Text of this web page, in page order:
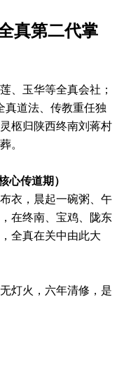
真第二代掌
、玉华等全真会社；
真道法、传教重任独
柩归陕西终南刘蒋村
。
传道期）
衣，晨起一碗粥、午
在终南、宝鸡、陇东
全真在关中由此大
灯火，六年清修，是